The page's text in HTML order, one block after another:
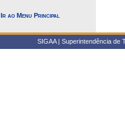
Ir ao Menu Principal
SIGAA | Superintendência de